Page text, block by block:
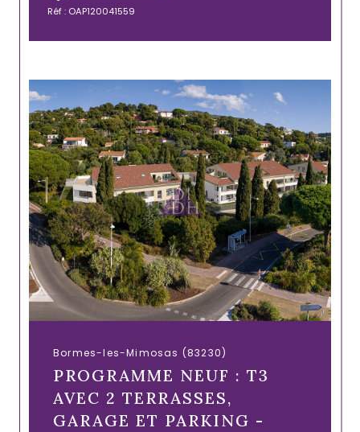
Réf : OAP120041559
Bormes-les-Mimosas (83230)
PROGRAMME NEUF : T3
AVEC 2 TERRASSES,
GARAGE ET PARKING -